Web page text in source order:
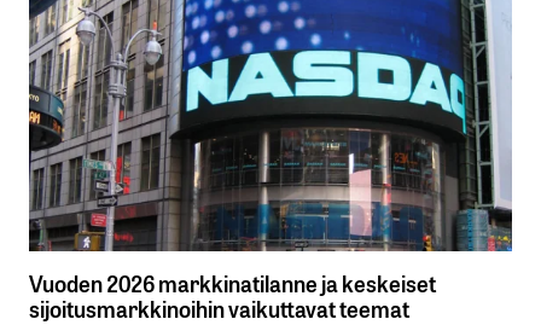
Vuoden 2026 markkinatilanne ja keskeiset
sijoitusmarkkinoihin vaikuttavat teemat